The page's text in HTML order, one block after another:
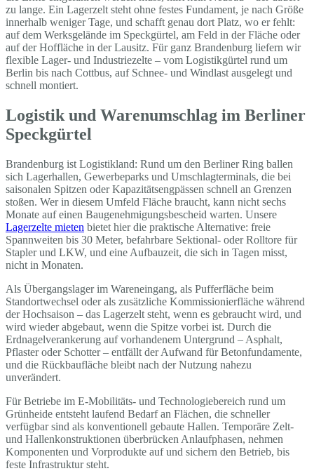
zu lange. Ein Lagerzelt steht ohne festes Fundament, je nach Größe
innerhalb weniger Tage, und schafft genau dort Platz, wo er fehlt:
auf dem Werksgelände im Speckgürtel, am Feld in der Fläche oder
auf der Hoffläche in der Lausitz. Für ganz Brandenburg liefern wir
flexible Lager- und Industriezelte – vom Logistikgürtel rund um
Berlin bis nach Cottbus, auf Schnee- und Windlast ausgelegt und
schnell montiert.
Logistik und Warenumschlag im Berliner
Speckgürtel
Brandenburg ist Logistikland: Rund um den Berliner Ring ballen
sich Lagerhallen, Gewerbeparks und Umschlagterminals, die bei
saisonalen Spitzen oder Kapazitätsengpässen schnell an Grenzen
stoßen. Wer in diesem Umfeld Fläche braucht, kann nicht sechs
Monate auf einen Baugenehmigungsbescheid warten. Unsere
Lagerzelte mieten bietet hier die praktische Alternative: freie
Spannweiten bis 30 Meter, befahrbare Sektional- oder Rolltore für
Stapler und LKW, und eine Aufbauzeit, die sich in Tagen misst,
nicht in Monaten.
Als Übergangslager im Wareneingang, als Pufferfläche beim
Standortwechsel oder als zusätzliche Kommissionierfläche während
der Hochsaison – das Lagerzelt steht, wenn es gebraucht wird, und
wird wieder abgebaut, wenn die Spitze vorbei ist. Durch die
Erdnagelverankerung auf vorhandenem Untergrund – Asphalt,
Pflaster oder Schotter – entfällt der Aufwand für Betonfundamente,
und die Rückbaufläche bleibt nach der Nutzung nahezu
unverändert.
Für Betriebe im E-Mobilitäts- und Technologiebereich rund um
Grünheide entsteht laufend Bedarf an Flächen, die schneller
verfügbar sind als konventionell gebaute Hallen. Temporäre Zelt-
und Hallenkonstruktionen überbrücken Anlaufphasen, nehmen
Komponenten und Vorprodukte auf und sichern den Betrieb, bis
feste Infrastruktur steht.